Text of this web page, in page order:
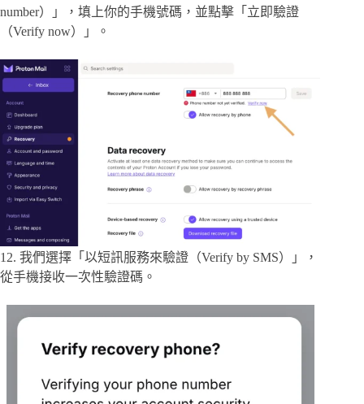
number）」，填上你的手機號碼，並點擊「立即驗證
（Verify now）」。
12. 我們選擇「以短訊服務來驗證（Verify by SMS）」，
從手機接收一次性驗證碼。